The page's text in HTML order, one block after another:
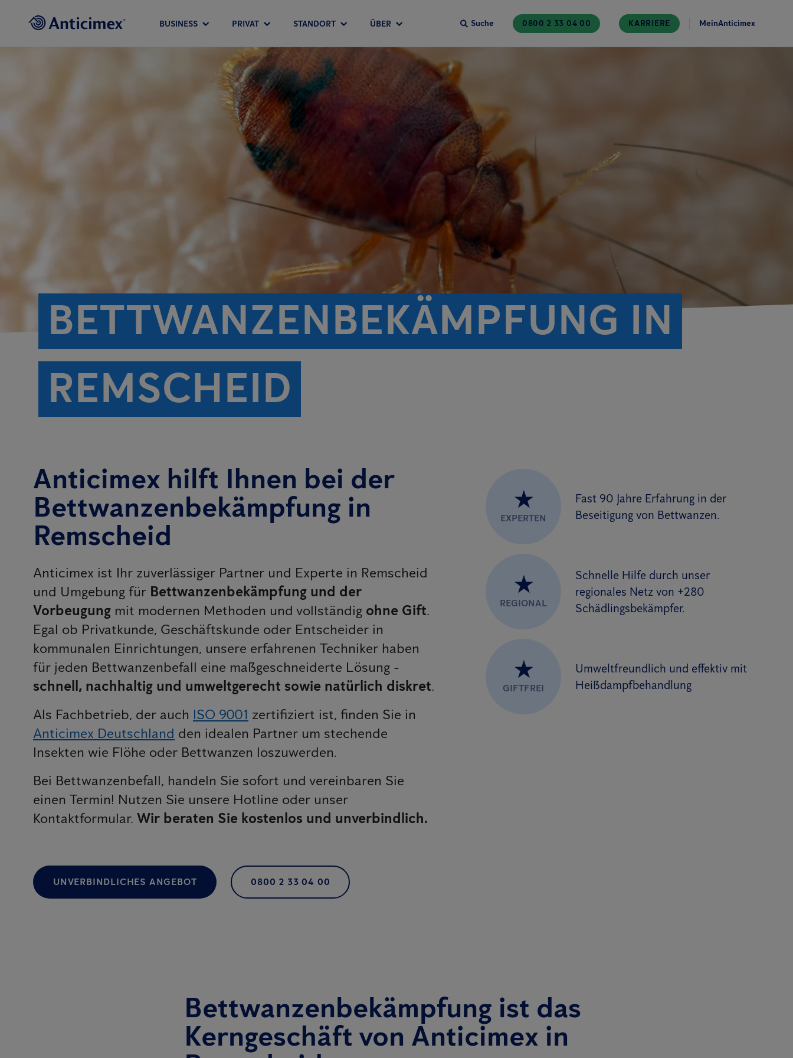
BUSINESS PRIVAT STANDORT ÜBER Suche 0800 2 33 04 00 KARRIERE MeinAnticimex
BETTWANZENBEKÄMPFUNG IN
REMSCHEID
Anticimex hilft Ihnen bei der
Bettwanzenbekämpfung in
Remscheid
Anticimex ist Ihr zuverlässiger Partner und Experte in Remscheid
und Umgebung für Bettwanzenbekämpfung und der
Vorbeugung mit modernen Methoden und vollständig ohne Gift.
Egal ob Privatkunde, Geschäftskunde oder Entscheider in
kommunalen Einrichtungen, unsere erfahrenen Techniker haben
für jeden Bettwanzenbefall eine maßgeschneiderte Lösung -
schnell, nachhaltig und umweltgerecht sowie natürlich diskret.
Als Fachbetrieb, der auch ISO 9001 zertifiziert ist, finden Sie in
Anticimex Deutschland den idealen Partner um stechende
Insekten wie Flöhe oder Bettwanzen loszuwerden.
Bei Bettwanzenbefall, handeln Sie sofort und vereinbaren Sie
einen Termin! Nutzen Sie unsere Hotline oder unser
Kontaktformular. Wir beraten Sie kostenlos und unverbindlich.
UNVERBINDLICHES ANGEBOT 0800 2 33 04 00
★
EXPERTEN
Fast 90 Jahre Erfahrung in der
Beseitigung von Bettwanzen.
★
REGIONAL
Schnelle Hilfe durch unser
regionales Netz von +280
Schädlingsbekämpfer.
★
GIFTFREI
Umweltfreundlich und effektiv mit
Heißdampfbehandlung
Bettwanzenbekämpfung ist das
Kerngeschäft von Anticimex in